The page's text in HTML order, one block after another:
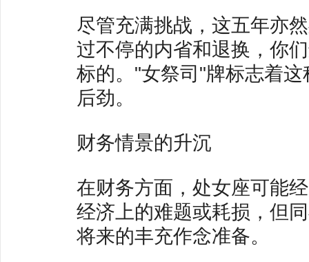
尽管充满挑战，这五年亦
过不停的内省和退换，你
标的。"女祭司"牌标志着
后劲。
财务情景的升沉
在财务方面，处女座可能
经济上的难题或耗损，但
将来的丰充作念准备。